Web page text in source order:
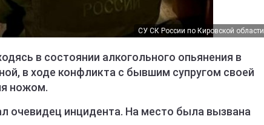
СУ СК России по Кировской области
в состоянии алкогольного опьянения в
в ходе конфликта с бывшим супругом своей
ножом.
очевидец инцидента. На место была вызвана